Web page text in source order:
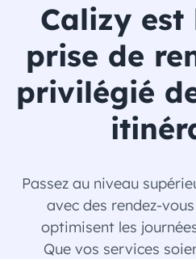
Calizy
prise de
privilégié
Passez au niveau
avec des rendez-
optimisent les
Que vos services